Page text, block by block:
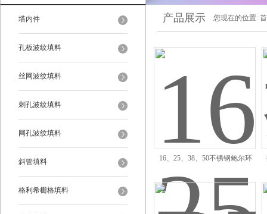
塔内件
孔板波纹填料
丝网波纹填料
刺孔波纹填料
网孔波纹填料
斜管填料
格利希栅格填料
产品展示 您现在的位置:
16、25、38、50不锈钢鲍尔环
DN50成型填料产品